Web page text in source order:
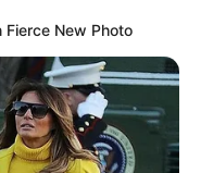
Fierce New Photo